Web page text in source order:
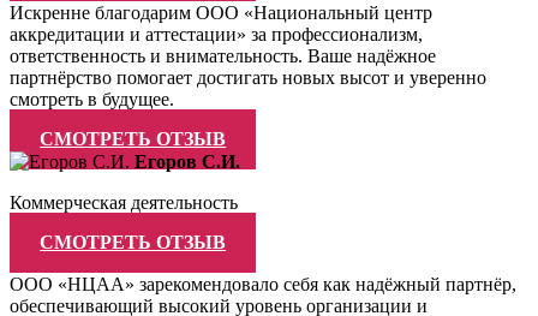
Искренне благодарим ООО «Национальный центр
аккредитации и аттестации» за профессионализм,
ответственность и внимательность. Ваше надёжное
партнёрство помогает достигать новых высот и уверенно
смотреть в будущее.
СМОТРЕТЬ ОТЗЫВ
Егоров С.И.
Коммерческая деятельность
СМОТРЕТЬ ОТЗЫВ
ООО «НЦАА» зарекомендовало себя как надёжный партнёр,
обеспечивающий высокий уровень организации и